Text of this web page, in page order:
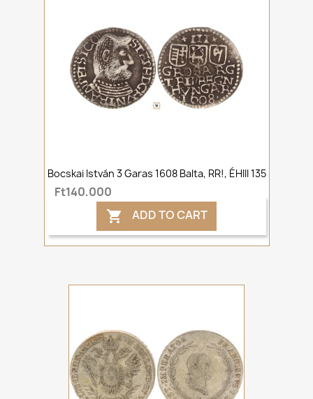
Bocskai István 3 Garas 1608 Balta, RR!, ÉHIII 135
Ft140,000
 ADD TO CART